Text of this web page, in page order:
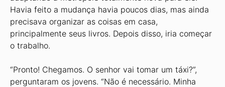
Havia feito a mudança havia poucos dias, mas ainda
precisava organizar as coisas em casa,
principalmente seus livros. Depois disso, iria começar
o trabalho.
“Pronto! Chegamos. O senhor vai tomar um táxi?”,
perguntaram os jovens. “Não é necessário. Minha